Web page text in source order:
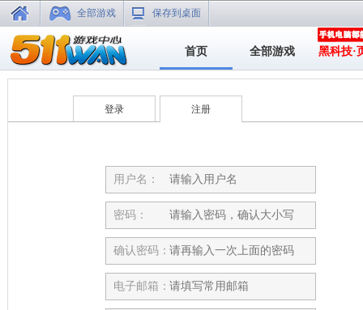
全部游戏 保存到桌面
首页 全部游戏 黑科技·
登录 注册
用户名：
密码：
确认密码：
电子邮箱：